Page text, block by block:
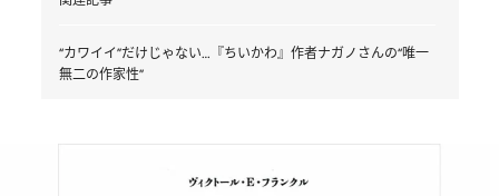
“カワイイ”だけじゃない…『ちいかわ』作者ナガノさんの“唯一
無二の作家性”